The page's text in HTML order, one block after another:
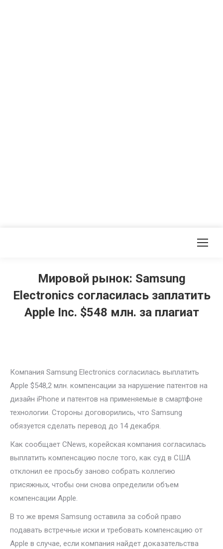
Мировой рынок: Samsung
Electronics согласилась заплатить
Apple Inc. $548 млн. за плагиат
Компания Samsung Electronics согласилась выплатить
Apple $548,2 млн. компенсации за нарушение патентов на
дизайн iPhone и патентов на применяемые в смартфоне
технологии. Стороны договорились, что Samsung
обязуется сделать перевод до 14 декабря.
Как сообщает CNews, корейская компания согласилась
выплатить компенсацию после того, как суд в США
отклонил ее просьбу заново собрать коллегию
присяжных, чтобы они снова определили объем
компенсации Apple.
В то же время Samsung оставила за собой право
подавать встречные иски и требовать компенсацию от
Apple в случае, если компания найдет доказательства